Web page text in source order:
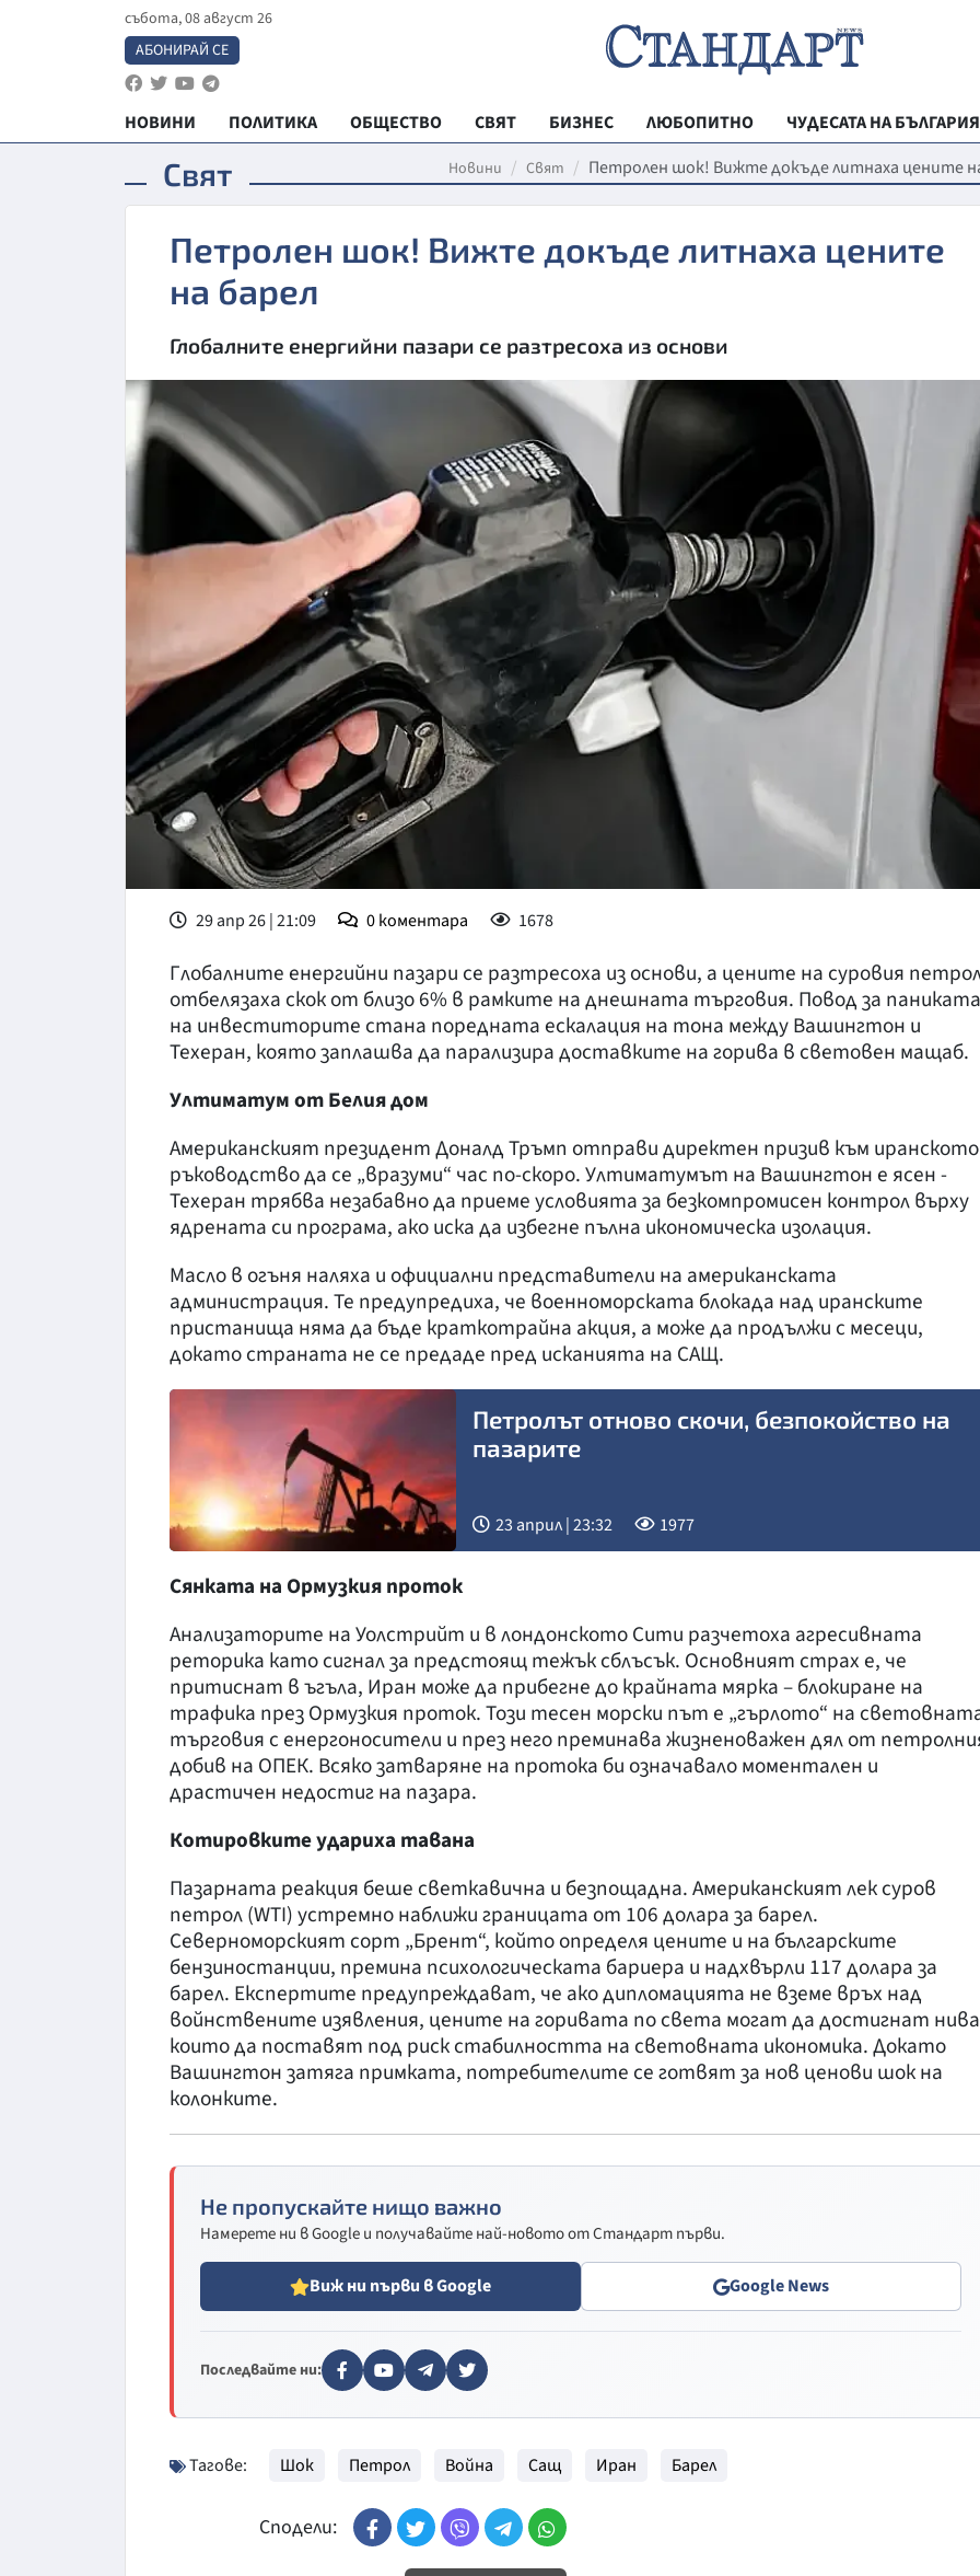
събота, 08 август 26
АБОНИРАЙ СЕ
НОВИНИ ПОЛИТИКА ОБЩЕСТВО СВЯТ БИЗНЕС ЛЮБОПИТНО
ЧУДЕСАТА НА БЪЛГАРИЯ
РЕГИОНАЛНИ
ВЕСТНИК
МЛАДЕЖКА
ДА!НА
ДА! НА
ПРАВОСЪДИЕ
КРИМИ
ВОЙНАТА В
ВРЕМЕТО
Свят Новини Свят Петролен шок! Вижте докъде литнаха цените
Петролен шок! Вижте докъде литнаха цените
на барел
Глобалните енергийни пазари се разтресоха из основи
29 апр 26 | 21:09 0коментара 1678
Глобалните енергийни пазари се разтресоха из основи, а цените на суровия
отбелязаха скок от близо 6% в рамките на днешната търговия. Повод за паниката
на инвеститорите стана поредната ескалация на тона между Вашингтон и
Техеран, която заплашва да парализира доставките на горива в световен мащаб.
Ултиматум от Белия дом
Американският президент Доналд Тръмп отправи директен призив към иранското
ръководство да се „вразуми“ час по-скоро. Ултиматумът на Вашингтон е ясен -
Техеран трябва незабавно да приеме условията за безкомпромисен контрол върху
ядрената си програма, ако иска да избегне пълна икономическа изолация.
Масло в огъня наляха и официални представители на американската
администрация. Те предупредиха, че военноморската блокада над иранските
пристанища няма да бъде краткотрайна акция, а може да продължи с месеци,
докато страната не се предаде пред исканията на САЩ.
Петролът отново скочи, безпокойство на
пазарите
23 април | 23:32 1977
Сянката на Ормузкия проток
Анализаторите на Уолстрийт и в лондонското Сити разчетоха агресивната
реторика като сигнал за предстоящ тежък сблъсък. Основният страх е, че
притиснат в ъгъла, Иран може да прибегне до крайната мярка – блокиране на
трафика през Ормузкия проток. Този тесен морски път е „гърлото“ на
търговия с енергоносители и през него преминава жизненоважен дял от
добив на ОПЕК. Всяко затваряне на протока би означавало моментален и
драстичен недостиг на пазара.
Котировките удариха тавана
Пазарната реакция беше светкавична и безпощадна.Американският лек суров
петрол (WTI) устремно наближи границата от 106 долара за барел.
Северноморският сорт „Брент“, който определя цените и на българските
бензиностанции, премина психологическата бариера и надхвърли 117 долара за
барел. Експертите предупреждават, че ако дипломацията не вземе връх над
войнствените изявления, цените на горивата по света могат да достигнат
които да поставят под риск стабилността на световната икономика. Докато
Вашингтон затяга примката, потребителите се готвят за нов ценови шок на
колонките.
Не пропускайте нищо важно
Намерете ни в Google и получавайте най-новото от Стандарт първи.
Виж ни първи в Google Google News
Последвайте ни:
Тагове: Шок Петрол Война Сащ Иран Барел
Сподели: